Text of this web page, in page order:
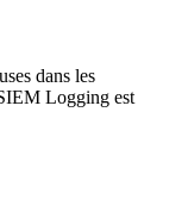
dans les
Logging est